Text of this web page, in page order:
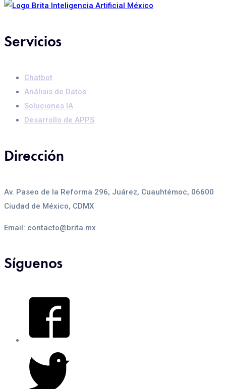
Servicios
Chatbot
Análisis de Datos
Soluciones IA
Desarrollo de APPS
Dirección
Av. Paseo de la Reforma 296, Juárez, Cuauhtémoc, 06600
Ciudad de México, CDMX
Email: contacto@brita.mx
Síguenos